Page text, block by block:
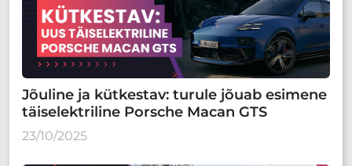
Jõuline ja kütkestav: turule jõuab esimene
täiselektriline Porsche Macan GTS
23/10/2025